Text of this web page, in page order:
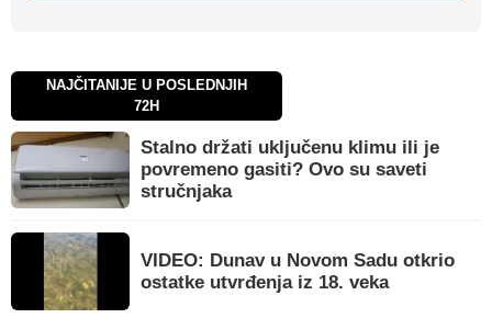
NAJČITANIJE U POSLEDNJIH
72H
Stalno držati uključenu klimu ili je
povremeno gasiti? Ovo su saveti
stručnjaka
VIDEO: Dunav u Novom Sadu otkrio
ostatke utvrđenja iz 18. veka